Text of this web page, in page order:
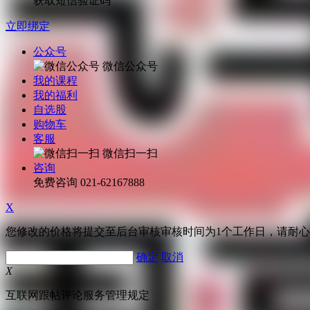
立即绑定
公众号
微信公众号
我的课程
我的福利
自选股
购物车
客服
微信扫一扫
咨询
免费咨询 021-62167888
X
您修改的价格将提交至后台审核审核时间为1个工作日，请耐
确定 取消
X
互联网跟帖评论服务管理规定